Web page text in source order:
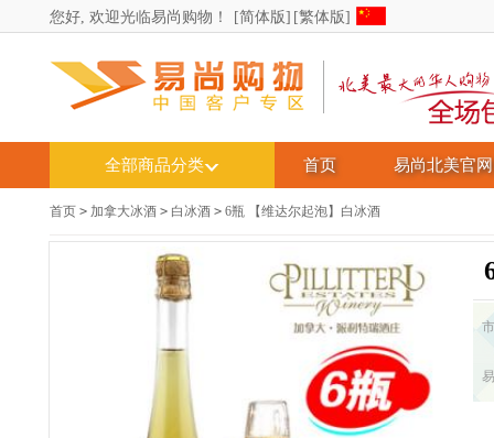
您好, 欢迎光临易尚购物！ [简体版] [繁体版]
全部商品分类 首页 易尚北美官网
首页 > 加拿大冰酒 > 白冰酒 > 6瓶 【维达尔起泡】白冰酒